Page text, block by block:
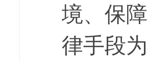
境、保
律手段